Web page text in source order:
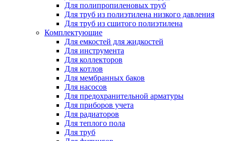
Для полипропиленовых труб
Для труб из полиэтилена низкого давления
Для труб из сшитого полиэтилена
Комплектующие
Для емкостей для жидкостей
Для инструмента
Для коллекторов
Для котлов
Для мембранных баков
Для насосов
Для предохранительной арматуры
Для приборов учета
Для радиаторов
Для теплого пола
Для труб